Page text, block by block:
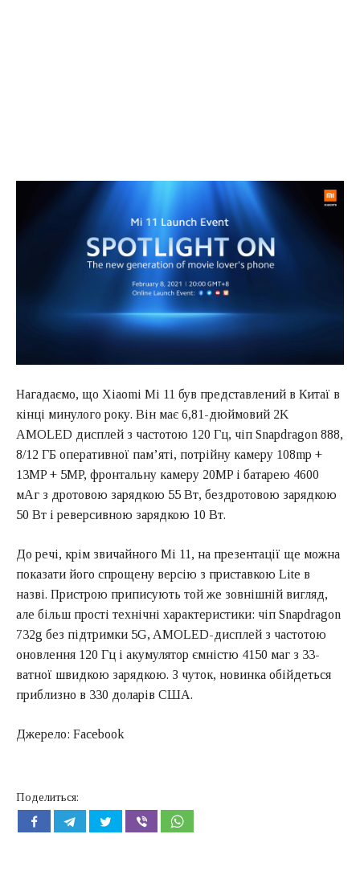
Нагадаємо, що Xiaomi Mi 11 був представлений в Китаї в
кінці минулого року. Він має 6,81-дюймовий 2K
AMOLED дисплей з частотою 120 Гц, чіп Snapdragon 888,
8/12 ГБ оперативної пам’яті, потрійну камеру 108mp +
13MP + 5MP, фронтальну камеру 20MP і батарею 4600
мАг з дротовою зарядкою 55 Вт, бездротовою зарядкою
50 Вт і реверсивною зарядкою 10 Вт.
До речі, крім звичайного Mi 11, на презентації ще можна
показати його спрощену версію з приставкою Lite в
назві. Пристрою приписують той же зовнішній вигляд,
але більш прості технічні характеристики: чіп Snapdragon
732g без підтримки 5G, AMOLED-дисплей з частотою
оновлення 120 Гц і акумулятор ємністю 4150 маг з 33-
ватної швидкою зарядкою. З чуток, новинка обійдеться
приблизно в 330 доларів США.
Джерело: Facebook
Поделиться: